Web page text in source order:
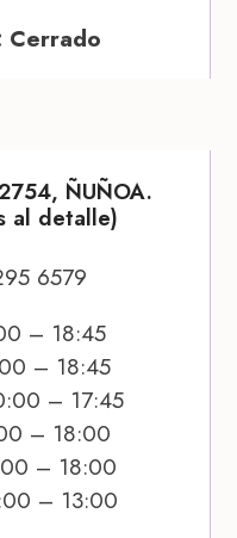
Cerrado
ÑUÑOA.
al detalle)
6579
– 18:45
– 18:45
– 17:45
– 18:00
– 18:00
– 13:00